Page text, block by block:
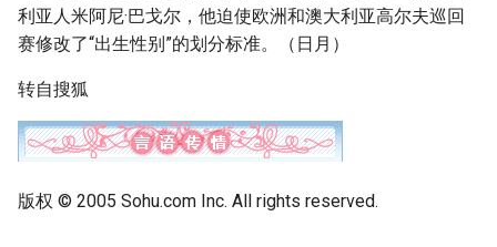
利亚人米阿尼·巴戈尔，他迫使欧洲和澳大利亚高尔夫巡回
赛修改了“出生性别”的划分标准。（日月）
转自搜狐
版权 © 2005 Sohu.com Inc. All rights reserved.